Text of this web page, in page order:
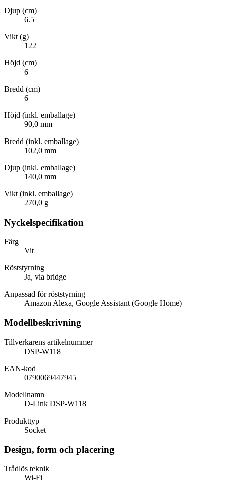
Djup (cm)
6.5
Vikt (g)
122
Höjd (cm)
6
Bredd (cm)
6
Höjd (inkl. emballage)
90,0 mm
Bredd (inkl. emballage)
102,0 mm
Djup (inkl. emballage)
140,0 mm
Vikt (inkl. emballage)
270,0 g
Nyckelspecifikation
Färg
Vit
Röststyrning
Ja, via bridge
Anpassad för röststyrning
Amazon Alexa, Google Assistant (Google Home)
Modellbeskrivning
Tillverkarens artikelnummer
DSP-W118
EAN-kod
0790069447945
Modellnamn
D-Link DSP-W118
Produkttyp
Socket
Design, form och placering
Trådlös teknik
Wi-Fi